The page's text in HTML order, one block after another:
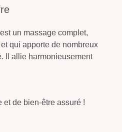
un massage complet,
qui apporte de nombreux
Il allie harmonieusement
et de bien-être assuré !